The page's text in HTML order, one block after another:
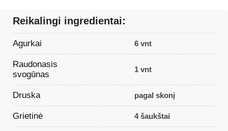
Reikalingi ingredientai:
Agurkai 6 vnt
Raudonasis
svogūnas
1 vnt
Druska pagal skonį
Grietinė 4 šaukštai